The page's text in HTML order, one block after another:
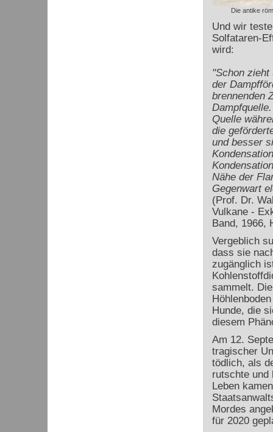
Die antike
Und wir
Solfataren-
wird:
"Schon zieht
der
brennenden
Quelle
die
und besser
Nähe der
Gegenwart
(Prof. Dr.
Vulkane -
Band, 1966,
Vergeblich
dass sie
zugänglich
sammelt.
Hunde, die
diesem
Am 12.
tragischer
tödlich, als
rutschte und
Leben
Mordes
für 2020